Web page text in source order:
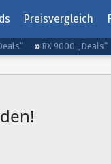
Preisvergleich
RX 9000 „Deals“